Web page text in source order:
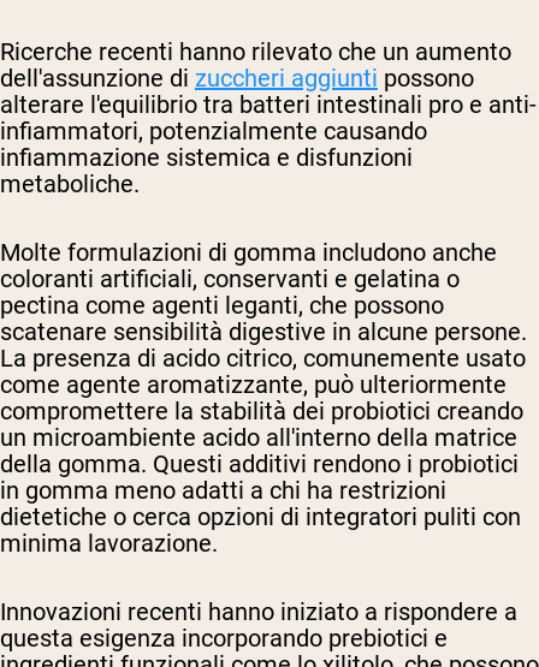
Ricerche recenti hanno rilevato che un aumento
dell'assunzione di zuccheri aggiunti possono
alterare l'equilibrio tra batteri intestinali pro e anti-
infiammatori, potenzialmente causando
infiammazione sistemica e disfunzioni
metaboliche.
Molte formulazioni di gomma includono anche
coloranti artificiali, conservanti e gelatina o
pectina come agenti leganti, che possono
scatenare sensibilità digestive in alcune persone.
La presenza di acido citrico, comunemente usato
come agente aromatizzante, può ulteriormente
compromettere la stabilità dei probiotici creando
un microambiente acido all'interno della matrice
della gomma. Questi additivi rendono i probiotici
in gomma meno adatti a chi ha restrizioni
dietetiche o cerca opzioni di integratori puliti con
minima lavorazione.
Innovazioni recenti hanno iniziato a rispondere a
questa esigenza incorporando prebiotici e